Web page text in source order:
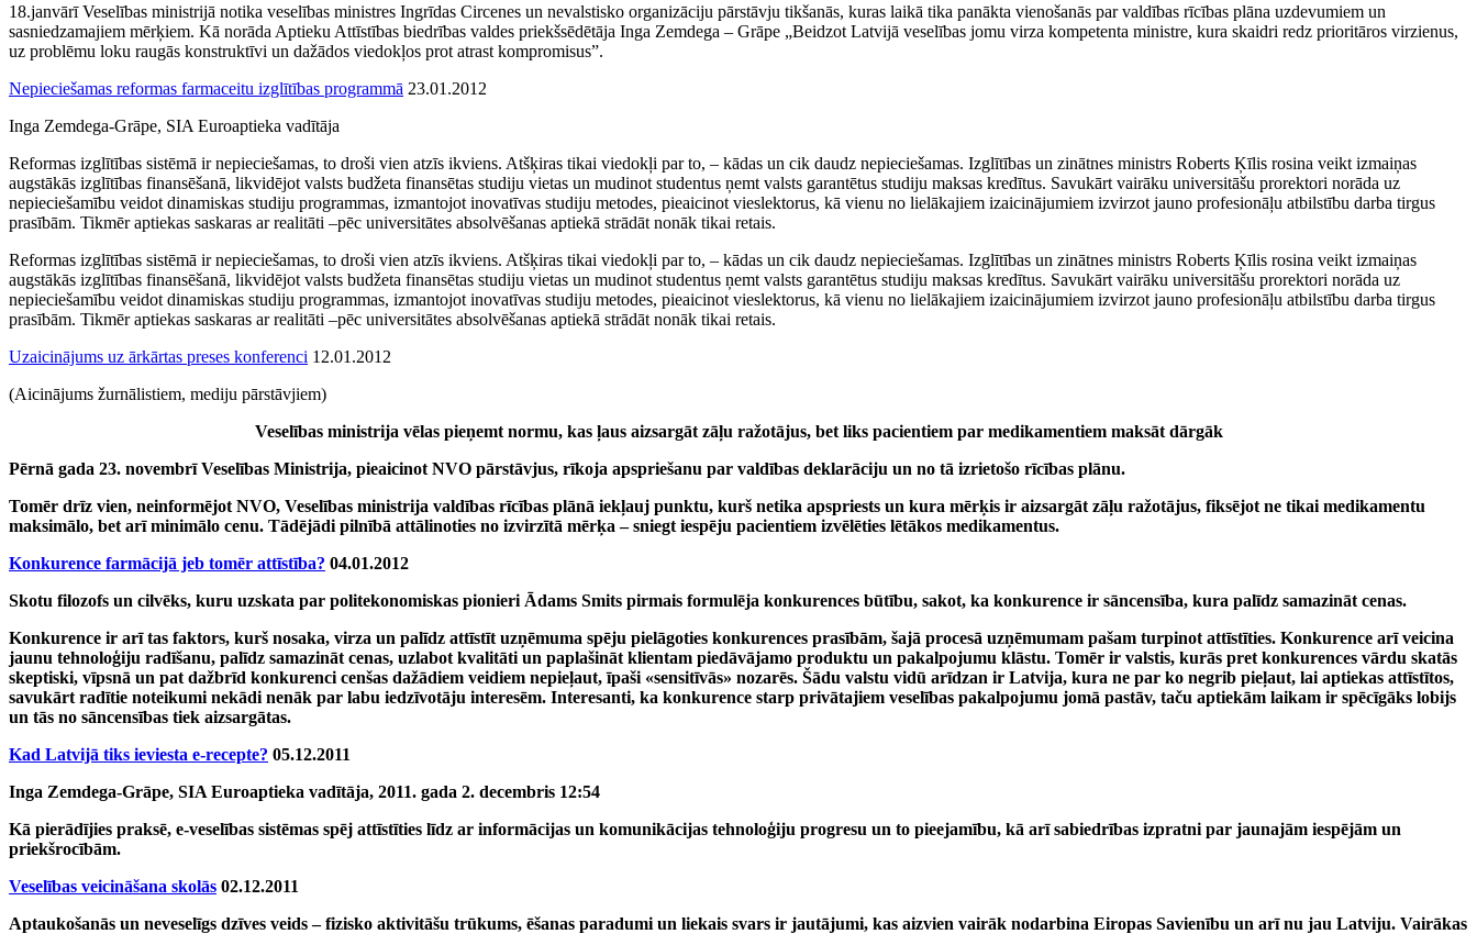
18.janvārī Veselības ministrijā notika veselības ministres Ingrīdas Circenes un nevalstisko organizāciju pārstāvju tikšanās, kuras laikā tika panākta vienošanās par valdības rīcības plāna uzdevumiem un
sasniedzamajiem mērķiem. Kā norāda Aptieku Attīstības biedrības valdes priekšsēdētāja Inga Zemdega – Grāpe „Beidzot Latvijā veselības jomu virza kompetenta ministre, kura skaidri redz prioritāros virzienus,
uz problēmu loku raugās konstruktīvi un dažādos viedokļos prot atrast kompromisus”.
Nepieciešamas reformas farmaceitu izglītības programmā 23.01.2012
Inga Zemdega-Grāpe, SIA Euroaptieka vadītāja
Reformas izglītības sistēmā ir nepieciešamas, to droši vien atzīs ikviens. Atšķiras tikai viedokļi par to, – kādas un cik daudz nepieciešamas. Izglītības un zinātnes ministrs Roberts Ķīlis rosina veikt izmaiņas
augstākās izglītības finansēšanā, likvidējot valsts budžeta finansētas studiju vietas un mudinot studentus ņemt valsts garantētus studiju maksas kredītus. Savukārt vairāku universitāšu prorektori norāda uz
nepieciešamību veidot dinamiskas studiju programmas, izmantojot inovatīvas studiju metodes, pieaicinot vieslektorus, kā vienu no lielākajiem izaicinājumiem izvirzot jauno profesionāļu atbilstību darba tirgus
prasībām. Tikmēr aptiekas saskaras ar realitāti –pēc universitātes absolvēšanas aptiekā strādāt nonāk tikai retais.
Reformas izglītības sistēmā ir nepieciešamas, to droši vien atzīs ikviens. Atšķiras tikai viedokļi par to, – kādas un cik daudz nepieciešamas. Izglītības un zinātnes ministrs Roberts Ķīlis rosina veikt izmaiņas
augstākās izglītības finansēšanā, likvidējot valsts budžeta finansētas studiju vietas un mudinot studentus ņemt valsts garantētus studiju maksas kredītus. Savukārt vairāku universitāšu prorektori norāda uz
nepieciešamību veidot dinamiskas studiju programmas, izmantojot inovatīvas studiju metodes, pieaicinot vieslektorus, kā vienu no lielākajiem izaicinājumiem izvirzot jauno profesionāļu atbilstību darba tirgus
prasībām. Tikmēr aptiekas saskaras ar realitāti –pēc universitātes absolvēšanas aptiekā strādāt nonāk tikai retais.
Uzaicinājums uz ārkārtas preses konferenci 12.01.2012
(Aicinājums žurnālistiem, mediju pārstāvjiem)
Veselības ministrija vēlas pieņemt normu, kas ļaus aizsargāt zāļu ražotājus, bet liks pacientiem par medikamentiem maksāt dārgāk
Pērnā gada 23. novembrī Veselības Ministrija, pieaicinot NVO pārstāvjus, rīkoja apspriešanu par valdības deklarāciju un no tā izrietošo rīcības plānu.
Tomēr drīz vien, neinformējot NVO, Veselības ministrija valdības rīcības plānā iekļauj punktu, kurš netika apspriests un kura mērķis ir aizsargāt zāļu ražotājus, fiksējot ne tikai medikamentu
maksimālo, bet arī minimālo cenu. Tādējādi pilnībā attālinoties no izvirzītā mērķa – sniegt iespēju pacientiem izvēlēties lētākos medikamentus.
Konkurence farmācijā jeb tomēr attīstība? 04.01.2012
Skotu filozofs un cilvēks, kuru uzskata par politekonomiskas pionieri Ādams Smits pirmais formulēja konkurences būtību, sakot, ka konkurence ir sāncensība, kura palīdz samazināt cenas.
Konkurence ir arī tas faktors, kurš nosaka, virza un palīdz attīstīt uzņēmuma spēju pielāgoties konkurences prasībām, šajā procesā uzņēmumam pašam turpinot attīstīties. Konkurence arī veicina
jaunu tehnoloģiju radīšanu, palīdz samazināt cenas, uzlabot kvalitāti un paplašināt klientam piedāvājamo produktu un pakalpojumu klāstu. Tomēr ir valstis, kurās pret konkurences vārdu skatās
skeptiski, vīpsnā un pat dažbrīd konkurenci cenšas dažādiem veidiem nepieļaut, īpaši «sensitīvās» nozarēs. Šādu valstu vidū arīdzan ir Latvija, kura ne par ko negrib pieļaut, lai aptiekas attīstītos,
savukārt radītie noteikumi nekādi nenāk par labu iedzīvotāju interesēm. Interesanti, ka konkurence starp privātajiem veselības pakalpojumu jomā pastāv, taču aptiekām laikam ir spēcīgāks lobijs
un tās no sāncensības tiek aizsargātas.
Kad Latvijā tiks ieviesta e-recepte? 05.12.2011
Inga Zemdega-Grāpe, SIA Euroaptieka vadītāja, 2011. gada 2. decembris 12:54
Kā pierādījies praksē, e-veselības sistēmas spēj attīstīties līdz ar informācijas un komunikācijas tehnoloģiju progresu un to pieejamību, kā arī sabiedrības izpratni par jaunajām iespējām un
priekšrocībām.
Veselības veicināšana skolās 02.12.2011
Aptaukošanās un neveselīgs dzīves veids – fizisko aktivitāšu trūkums, ēšanas paradumi un liekais svars ir jautājumi, kas aizvien vairāk nodarbina Eiropas Savienību un arī nu jau Latviju. Vairākas